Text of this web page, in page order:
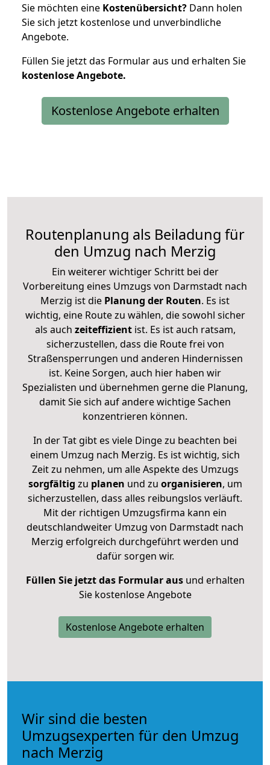
Sie möchten eine Kostenübersicht? Dann holen
Sie sich jetzt kostenlose und unverbindliche
Angebote.
Füllen Sie jetzt das Formular aus und erhalten Sie
kostenloseAngebote.
Kostenlose Angebote erhalten
Routenplanung als Beiladung für
den Umzug nach Merzig
Ein weiterer wichtiger Schritt bei der
Vorbereitung eines Umzugs von Darmstadt nach
Merzig ist die Planung der Routen. Es ist
wichtig, eine Route zu wählen, die sowohl sicher
als auch zeiteffizientist. Es ist auch ratsam,
sicherzustellen, dass die Route frei von
Straßensperrungen und anderen Hindernissen
ist. Keine Sorgen, auch hier haben wir
Spezialisten und übernehmen gerne die Planung,
damit Sie sich auf andere wichtige Sachen
konzentrieren können.
In der Tat gibt es viele Dinge zu beachten bei
einem Umzug nach Merzig. Es ist wichtig, sich
Zeit zu nehmen, um alle Aspekte des Umzugs
sorgfältig zu planen und zu organisieren, um
sicherzustellen, dass alles reibungslos verläuft.
Mit der richtigen Umzugsfirma kann ein
deutschlandweiter Umzug von Darmstadt nach
Merzig erfolgreich durchgeführt werden und
dafür sorgen wir.
Füllen Sie jetzt das Formular ausund erhalten
Sie kostenlose Angebote
Kostenlose Angebote erhalten
Wir sind die besten
Umzugsexperten für den Umzug
nach Merzig